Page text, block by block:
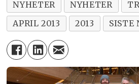
NYHETER NYHETER
APRIL 2013
2013 SISTE